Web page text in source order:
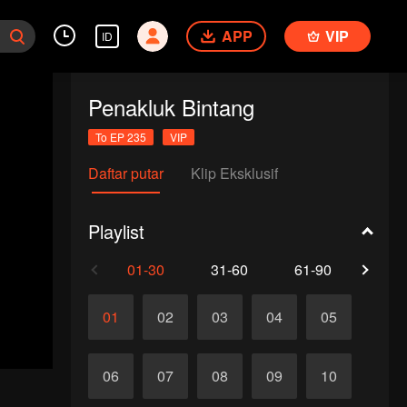
ID APP VIP
Penakluk Bintang
To EP 235 VIP
Daftar putar Klip Eksklusif
Playlist
01-30 31-60 61-90
01 02 03 04 05
06 07 08 09 10